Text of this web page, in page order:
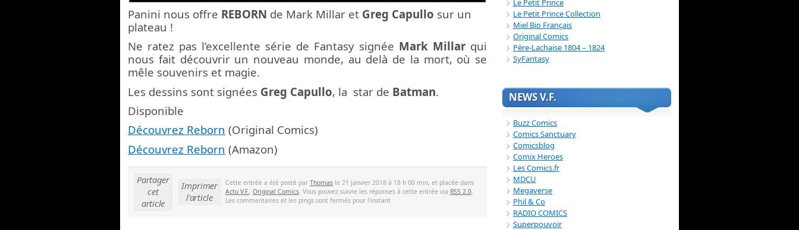
Panini nous offre REBORN de Mark Millar et Greg Capullo sur un
plateau !
Ne ratez pas l’excellente série de Fantasy signée Mark Millar qui
nous fait découvrir un nouveau monde, au delà de la mort, où se
mêle souvenirs et magie.
Les dessins sont signées Greg Capullo, la star de Batman.
Disponible
Découvrez Reborn (Original Comics)
Découvrez Reborn (Amazon)
Partager
cet
article
Imprimer
l'article
Cette entrée a été posté par Thomas le 21 janvier 2018 à 18 h 00 min, et placée dans
Actu V.F. , Original Comics . Vous pouvez suivre les réponses à cette entrée via RSS 2.0
Les commentaires et les pings sont fermés pour l'instant
Le Petit Prince
Le Petit Prince Collection
Miel Bio Français
Original Comics
Père-Lachaise 1804 – 1824
SyFantasy
NEWS V.F.
Buzz Comics
Comics Sanctuary
Comicsblog
Comix Heroes
Les Comics.fr
MDCU
Megaverse
Phil & Co
RADIO COMICS
Superpouvoir